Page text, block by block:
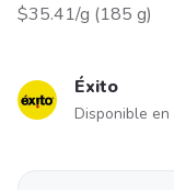
$35.41/g (185 g)
Éxito
Disponible en